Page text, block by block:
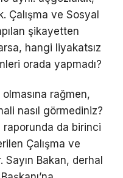
Çalışma ve Sosyal
şikayetten
hangi liyakatsız
orada yapmadı?
rağmen,
nasıl görmediniz?
raporunda da birinci
Çalışma ve
Sayın Bakan, derhal